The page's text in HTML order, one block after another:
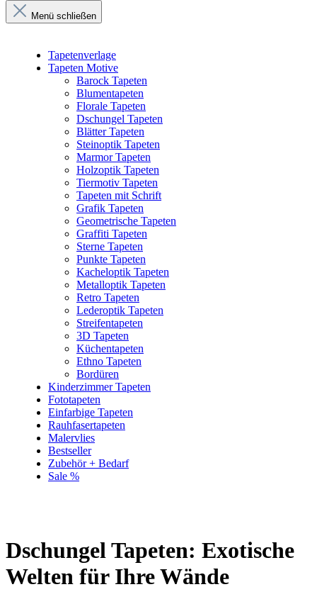
Menü schließen
Tapetenverlage
Tapeten Motive
Barock Tapeten
Blumentapeten
Florale Tapeten
Dschungel Tapeten
Blätter Tapeten
Steinoptik Tapeten
Marmor Tapeten
Holzoptik Tapeten
Tiermotiv Tapeten
Tapeten mit Schrift
Grafik Tapeten
Geometrische Tapeten
Graffiti Tapeten
Sterne Tapeten
Punkte Tapeten
Kacheloptik Tapeten
Metalloptik Tapeten
Retro Tapeten
Lederoptik Tapeten
Streifentapeten
3D Tapeten
Küchentapeten
Ethno Tapeten
Bordüren
Kinderzimmer Tapeten
Fototapeten
Einfarbige Tapeten
Rauhfasertapeten
Malervlies
Bestseller
Zubehör + Bedarf
Sale %
Dschungel Tapeten: Exotische
Welten für Ihre Wände